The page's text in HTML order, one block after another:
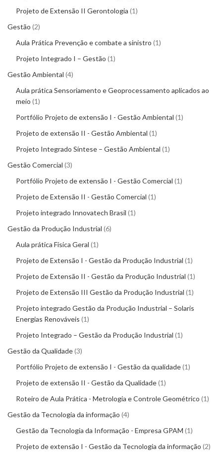
Projeto de Extensão II Gerontologia 1
Gestão 2
Aula Prática Prevenção e combate a sinistro 1
Projeto Integrado I – Gestão 1
Gestão Ambiental 4
Aula prática Sensoriamento e Geoprocessamento aplicados ao
meio 1
Portfólio Projeto de extensão I - Gestão Ambiental 1
Projeto de extensão II - Gestão Ambiental 1
Projeto Integrado Síntese – Gestão Ambiental 1
Gestão Comercial 3
Portfólio Projeto de extensão I - Gestão Comercial 1
Projeto de Extensão II - Gestão Comercial 1
Projeto integrado Innovatech Brasil 1
Gestão da Produção Industrial 6
Aula prática Física Geral 1
Projeto de Extensão I - Gestão da Produção Industrial 1
Projeto de Extensão II - Gestão da Produção Industrial 1
Projeto de Extensão III Gestão da Produção Industrial 1
Projeto integrado Gestão da Produção Industrial – Solaris
Energias Renováveis 1
Projeto Integrado – Gestão da Produção Industrial 1
Gestão da Qualidade 3
Portfólio Projeto de extensão I - Gestão da qualidade 1
Projeto de extensão II - Gestão da Qualidade 1
Roteiro de Aula Prática - Metrologia e Controle Geométrico 1
Gestão da Tecnologia da informação 4
Gestão da Tecnologia da Informação - Empresa GPAM 1
Projeto de extensão I - Gestão da Tecnologia da informação 2